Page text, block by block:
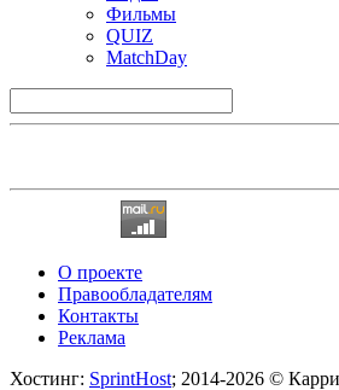
Фильмы
QUIZ
MatchDay
О проекте
Правообладателям
Контакты
Реклама
Хостинг: SprintHost; 2014-2026 ©